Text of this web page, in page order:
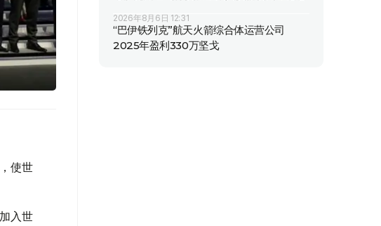
使世
入世
2026年8月6日 12:31
“巴伊铁列克”航天火箭综合体运营公司
2025年盈利330万坚戈